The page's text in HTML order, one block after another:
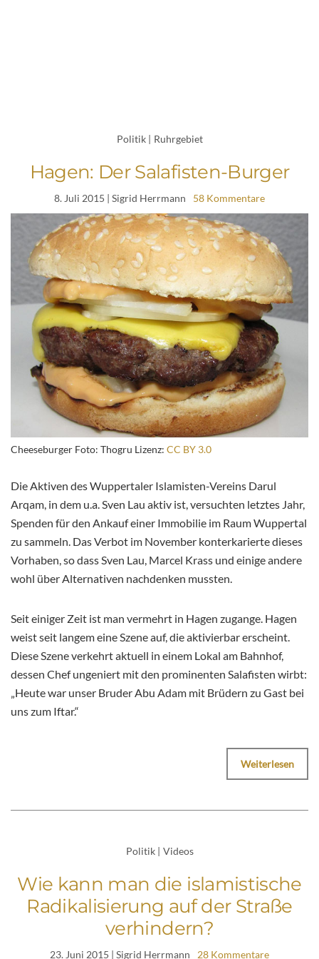
Politik | Ruhrgebiet
Hagen: Der Salafisten-Burger
8. Juli 2015 | Sigrid Herrmann 58 Kommentare
Cheeseburger Foto: Thogru Lizenz: CC BY 3.0
Die Aktiven des Wuppertaler Islamisten-Vereins Darul
Arqam, in dem u.a. Sven Lau aktiv ist, versuchten letztes Jahr,
Spenden für den Ankauf einer Immobilie im Raum Wuppertal
zu sammeln. Das Verbot im November konterkarierte dieses
Vorhaben, so dass Sven Lau, Marcel Krass und einige andere
wohl über Alternativen nachdenken mussten.
Seit einiger Zeit ist man vermehrt in Hagen zugange. Hagen
weist seit langem eine Szene auf, die aktivierbar erscheint.
Diese Szene verkehrt aktuell in einem Lokal am Bahnhof,
dessen Chef ungeniert mit den prominenten Salafisten wirbt:
„Heute war unser Bruder Abu Adam mit Brüdern zu Gast bei
uns zum Iftar.“
Weiterlesen
Politik | Videos
Wie kann man die islamistische
Radikalisierung auf der Straße
verhindern?
23. Juni 2015 | Sigrid Herrmann 28 Kommentare